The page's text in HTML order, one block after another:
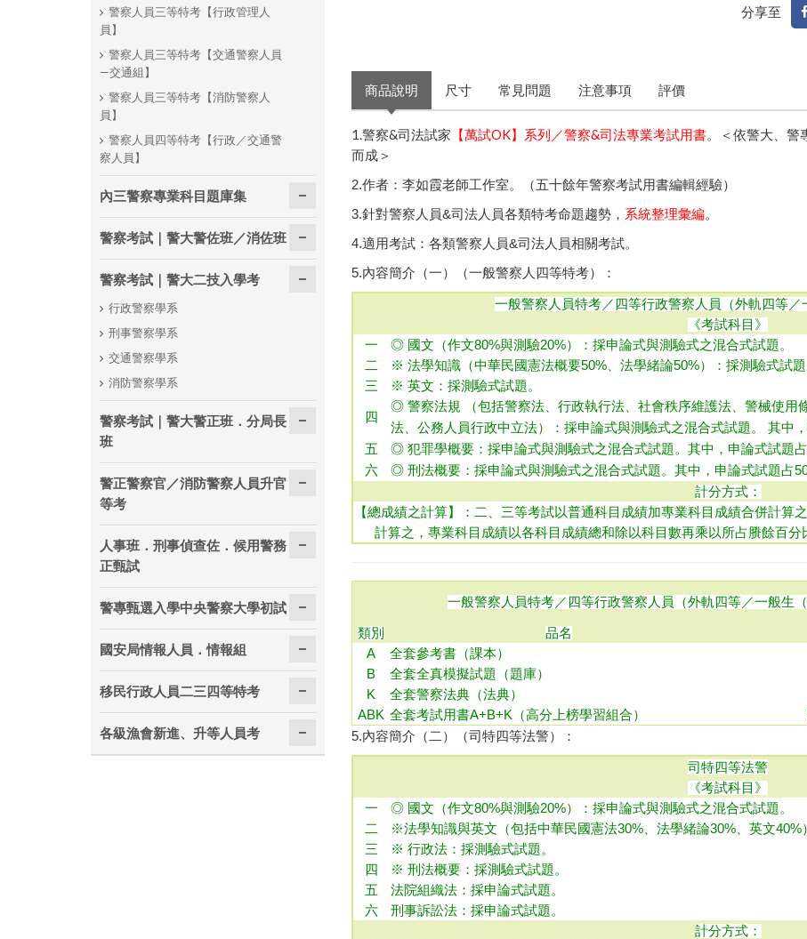
分享至
商品說明 尺寸 常見問題 注意事項 評價
1.警察&司法試家 【萬試OK】系列／警察&司法專業考試用書。＜依警大、警
而成＞
2.作者：李如霞老師工作室。（五十餘年警察考試用書編輯經驗）
3.針對警察人員&司法人員各類特考命題趨勢， 系統整理彙編。
4.適用考試：各類警察人員&司法人員相關考試。
5.內容簡介（一）（一般警察人四等特考）：
一般警察人員特考／四等行政警察人員（外軌四等／
《考試科目》
一
◎ 國文（作文80%與測驗20%）：採申論式與測驗式之混合式試題 。
二
※ 法學知識（中華民國憲法概要50%、法學緒論50%）：採測驗式試題
三
※ 英文：採測驗式試題。
四
◎ 警察法規 （包括警察法、行政執行法、社會秩序維護法、警械使用
法、公務人員行政中立法）：採申論式與測驗式之混合式試題。 其中
五
◎ 犯罪學概要：採申論式與測驗式之混合式試題。其中，申論式試題
六
◎ 刑法概要：採申論式與測驗式之混合式試題。其中，申論式試題占
計分方式：
【總成績之計算】：二、三等考試以普通科目成績加專業科目成績合併計算
計算之，專業科目成績以各科目成績總和除以科目數再乘以所占賸餘百分
一般警察人員特考／四等行政警察人員（外軌四等／一般生（
類別 品名
A
全套參考書（課本）
B
全套全真模擬試題（題庫）
K
全套警察法典（法典）
ABK 全套考試用書A+B+K（高分上榜學習組合）
5.內容簡介（二）（司特四等法警）：
司特四等法警
《考試科目》
一
◎ 國文（作文80%與測驗20%）：採申論式與測驗式之混合式試題 。
二
※法學知識與英文（包括中華民國憲法30%、法學緒論30%、英文40%
三
※ 行政法：採測驗式試題。
四
※ 刑法概要：採測驗式試題。
五
法院組織法：採申論式試題。
六
刑事訴訟法：採申論式試題。
計分方式：
警察人員三等特考【行政管理人
員】
警察人員三等特考【交通警察人員
—交通組】
警察人員三等特考【消防警察人
員】
警察人員四等特考【行政／交通警
察人員】
內三警察專業科目題庫集
警察考試｜警大警佐班／消佐班
警察考試｜警大二技入學考
行政警察學系
刑事警察學系
交通警察學系
消防警察學系
警察考試｜警大警正班．分局長
班
警正警察官／消防警察人員升官
等考
人事班．刑事偵查佐．候用警務
正甄試
警專甄選入學中央警察大學初試
國安局情報人員．情報組
移民行政人員二三四等特考
各級漁會新進、升等人員考